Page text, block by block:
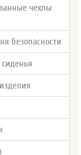
чехлы
безопасности